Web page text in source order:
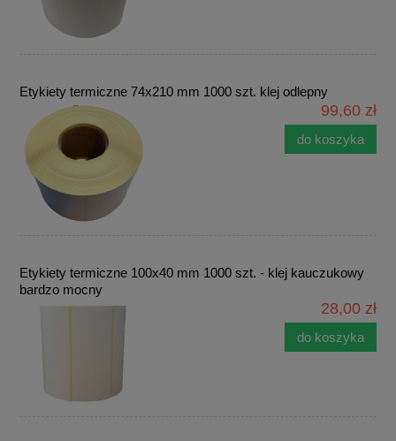
Etykiety termiczne 74x210 mm 1000 szt. klej odlepny
99,60 zł
do koszyka
Etykiety termiczne 100x40 mm 1000 szt. - klej kauczukowy
bardzo mocny
28,00 zł
do koszyka